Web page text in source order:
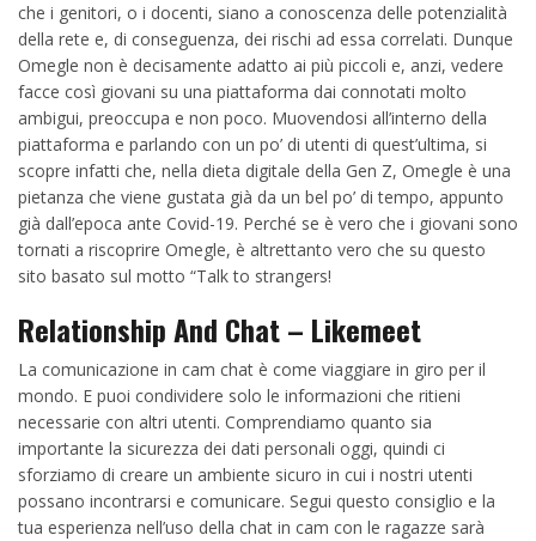
che i genitori, o i docenti, siano a conoscenza delle potenzialità
della rete e, di conseguenza, dei rischi ad essa correlati. Dunque
Omegle non è decisamente adatto ai più piccoli e, anzi, vedere
facce così giovani su una piattaforma dai connotati molto
ambigui, preoccupa e non poco. Muovendosi all’interno della
piattaforma e parlando con un po’ di utenti di quest’ultima, si
scopre infatti che, nella dieta digitale della Gen Z, Omegle è una
pietanza che viene gustata già da un bel po’ di tempo, appunto
già dall’epoca ante Covid-19. Perché se è vero che i giovani sono
tornati a riscoprire Omegle, è altrettanto vero che su questo
sito basato sul motto “Talk to strangers!
Relationship And Chat – Likemeet
La comunicazione in cam chat è come viaggiare in giro per il
mondo. E puoi condividere solo le informazioni che ritieni
necessarie con altri utenti. Comprendiamo quanto sia
importante la sicurezza dei dati personali oggi, quindi ci
sforziamo di creare un ambiente sicuro in cui i nostri utenti
possano incontrarsi e comunicare. Segui questo consiglio e la
tua esperienza nell’uso della chat in cam con le ragazze sarà